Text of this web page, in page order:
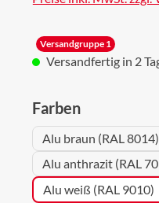
Versandgruppe 1
Versandfertig in 2
Farbenauswählen
Alu braun (RAL 8014)
Alu anthrazit (RAL
Alu weiß (RAL 9010)